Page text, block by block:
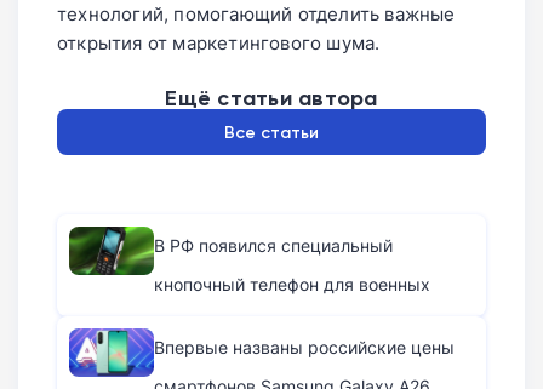
технологий, помогающий отделить важные
открытия от маркетингового шума.
Ещё статьи автора
Все статьи
В РФ появился специальный
кнопочный телефон для военных
Впервые названы российские цены